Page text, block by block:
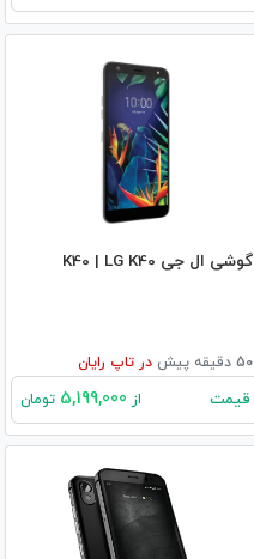
گوشی ال جی K40 | LG K40
50 دقیقه پیش در تاپ رایان
قیمت از تومان